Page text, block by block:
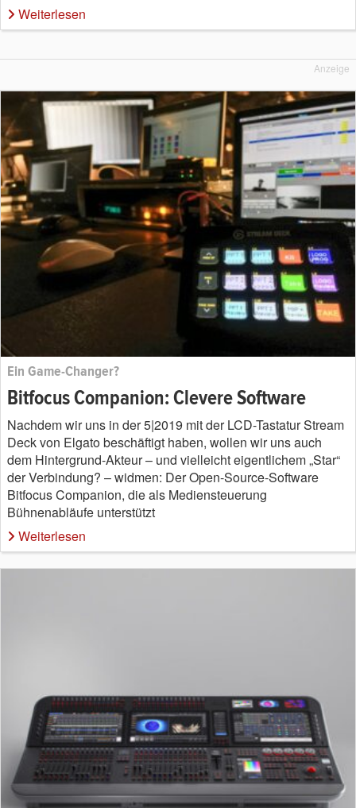
Weiterlesen
Anzeige
Ein Game-Changer?
Bitfocus Companion: Clevere Software
Nachdem wir uns in der 5|2019 mit der LCD-Tastatur Stream
Deck von Elgato beschäftigt haben, wollen wir uns auch
dem Hintergrund-Akteur – und vielleicht eigentlichem „Star“
der Verbindung? – widmen: Der Open-Source-Software
Bitfocus Companion, die als Mediensteuerung
Bühnenabläufe unterstützt
Weiterlesen